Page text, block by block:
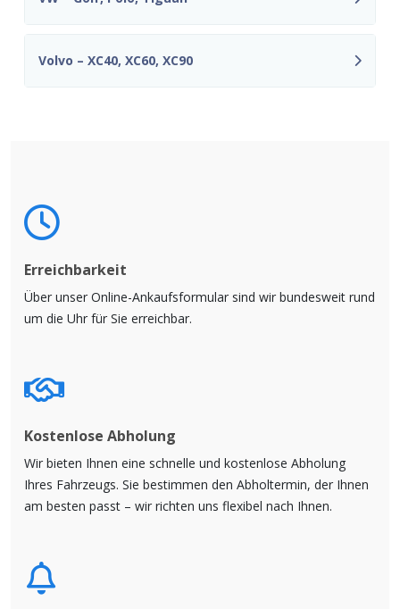
Volvo – XC40, XC60, XC90
Erreichbarkeit
Über unser Online-Ankaufsformular sind wir bundesweit rund
um die Uhr für Sie erreichbar.
Kostenlose Abholung
Wir bieten Ihnen eine schnelle und kostenlose Abholung
Ihres Fahrzeugs. Sie bestimmen den Abholtermin, der Ihnen
am besten passt – wir richten uns flexibel nach Ihnen.